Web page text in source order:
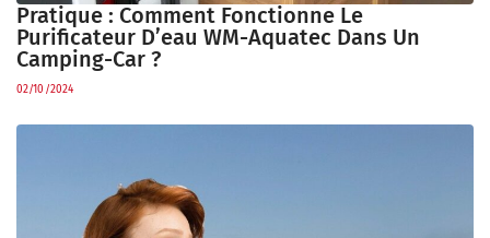
Pratique : Comment Fonctionne Le
Purificateur D’eau WM-Aquatec Dans Un
Camping-Car ?
02/10/2024